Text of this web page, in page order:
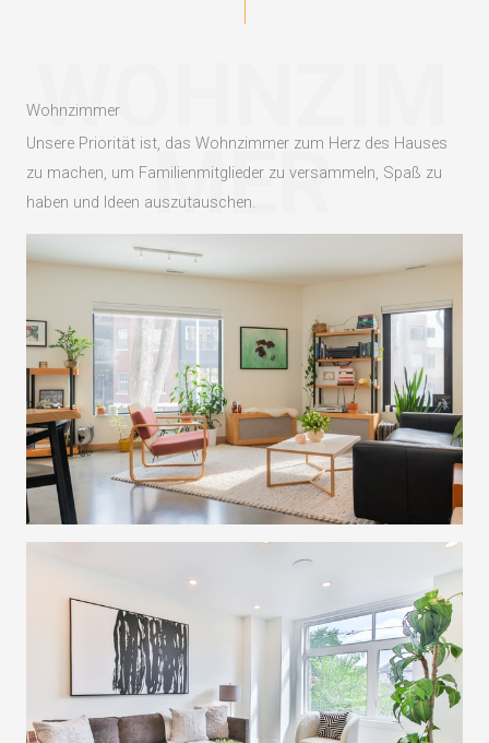
WOHNZIM
MER
Wohnzimmer
Unsere Priorität ist, das Wohnzimmer zum Herz des Hauses
zu machen, um Familienmitglieder zu versammeln, Spaß zu
haben und Ideen auszutauschen.